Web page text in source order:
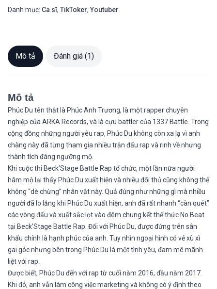
Danh mục: Ca sĩ, TikToker,Youtuber
Mô tả Đánh giá (1)
Mô tả
Phúc Du tên thật là Phúc Anh Trương, là một rapper chuyên
nghiệp của ARKA Records, và là cựu battler của 1337 Battle. Trong
cộng đồng những người yêu rap, Phúc Du không còn xa lạ vì anh
chàng này đã từng tham gia nhiều trận đấu rap và rinh về nhưng
thành tích đáng ngưỡng mộ.
Khi cuộc thi Beck’Stage Battle Rap tổ chức, một lần nữa người
hâm mộ lại thấy Phúc Du xuất hiện và nhiều đối thủ cũng không thể
không “dè chừng” nhân vật này. Quả đúng như những gì mà nhiều
người đã lo lắng khi Phúc Du xuất hiện, anh đã rất nhanh “càn quét”
các vòng đấu và xuất sắc lọt vào đêm chung kết thể thức No Beat
tại Beck’Stage Battle Rap. Đối với Phúc Du, được đứng trên sân
khấu chính là hạnh phúc của anh. Tuy nhìn ngoại hình có vẻ xù xì
gai góc nhưng bên trong Phúc Du là một tình yêu, đam mê mãnh
liệt với rap.
Được biết, Phúc Du đến với rap từ cuối năm 2016, đầu năm 2017.
Khi đó, anh vẫn làm công việc marketing và không có ý định theo